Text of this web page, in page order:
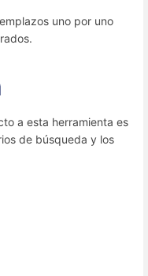
uno por uno
a esta herramienta es
de búsqueda y los